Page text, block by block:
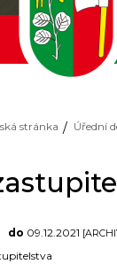
stránka Úřední
do 09.12.2021